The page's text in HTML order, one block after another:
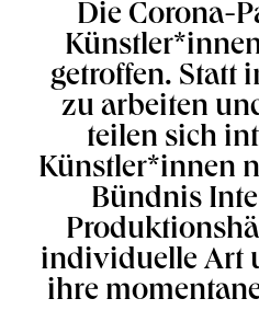
Die Corona-
getroffen. Statt
zu arbeiten
teilen sich
Künstler*innen
Bündnis
individuelle Art
ihre